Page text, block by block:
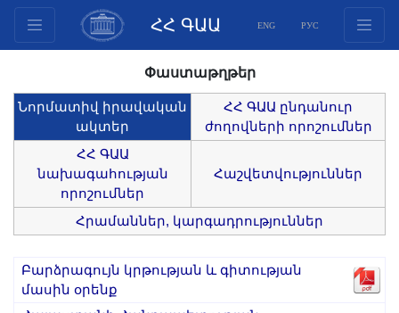
ՀՀ ԳԱԱ ENG РУС
անդամներ
Փաստաթղթեր
Ինովացիոն առաջարկներ
Հրատարակություններ
Հիմնադրամներ
Մրցույթներ
Փաստաթղթեր
Նորմատիվ իրավական
ակտեր
ՀՀ ԳԱԱ ընդանուր
ժողովների որոշումներ
ՀՀ ԳԱԱ
նախագահության
որոշումներ
Հաշվետվություններ
Հրամաններ, կարգադրություններ
Բարձրագույն կրթության և գիտության
մասին օրենք